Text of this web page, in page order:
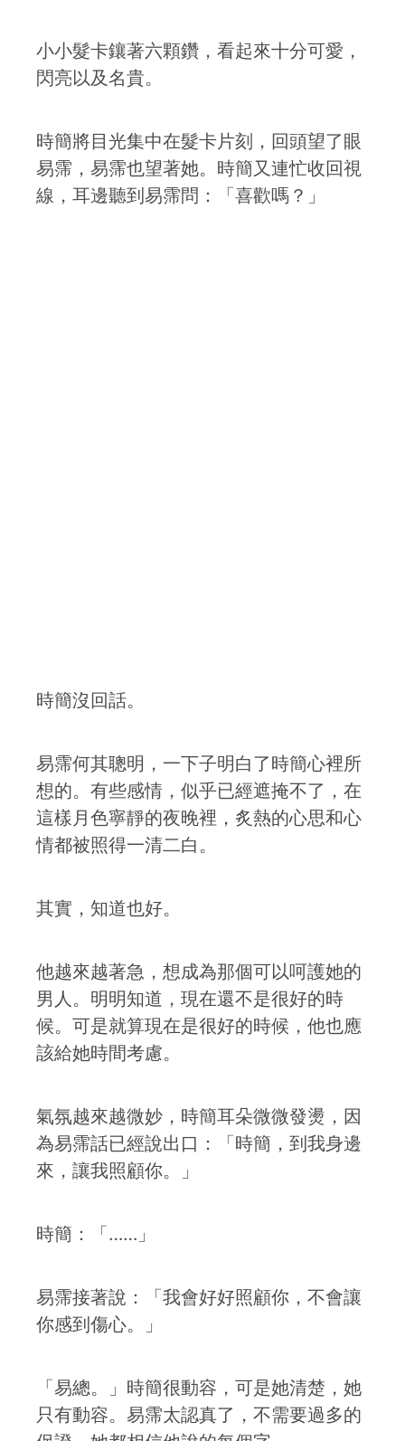
小小髮卡鑲著六顆鑽，看起來十分可愛，
閃亮以及名貴。
時簡將目光集中在髮卡片刻，回頭望了眼
易霈，易霈也望著她。時簡又連忙收回視
線，耳邊聽到易霈問：「喜歡嗎？」
時簡沒回話。
易霈何其聰明，一下子明白了時簡心裡所
想的。有些感情，似乎已經遮掩不了，在
這樣月色寧靜的夜晚裡，炙熱的心思和心
情都被照得一清二白。
其實，知道也好。
他越來越著急，想成為那個可以呵護她的
男人。明明知道，現在還不是很好的時
候。可是就算現在是很好的時候，他也應
該給她時間考慮。
氣氛越來越微妙，時簡耳朵微微發燙，因
為易霈話已經說出口：「時簡，到我身邊
來，讓我照顧你。」
時簡：「……」
易霈接著說：「我會好好照顧你，不會讓
你感到傷心。」
「易總。」時簡很動容，可是她清楚，她
只有動容。易霈太認真了，不需要過多的